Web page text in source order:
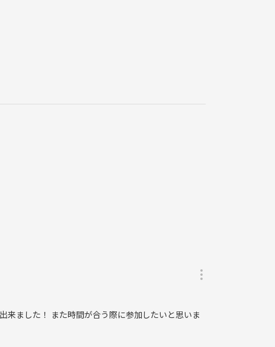
来ました！ また時間が合う際に参加したいと思いま